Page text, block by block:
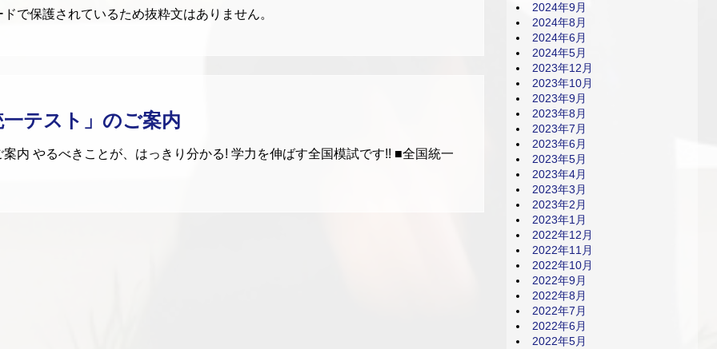
で保護されているため抜粋文はありません。
テスト」のご案内
内 やるべきことが、はっきり分かる! 学力を伸ばす全国模試です!! ■全国統一
2024年9月
2024年8月
2024年6月
2024年5月
2023年12月
2023年10月
2023年9月
2023年8月
2023年7月
2023年6月
2023年5月
2023年4月
2023年3月
2023年2月
2023年1月
2022年12月
2022年11月
2022年10月
2022年9月
2022年8月
2022年7月
2022年6月
2022年5月